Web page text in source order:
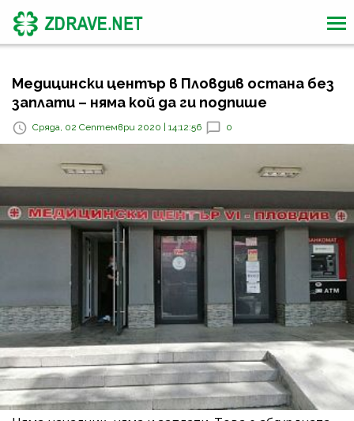
Медицински център в Пловдив остана без
заплати – няма кой да ги подпише
Сряда, 02 Септември 2020 | 14:12:56 0